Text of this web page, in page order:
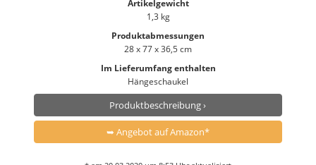
Artikelgewicht
1,3 kg
Produktabmessungen
28 x 77 x 36,5 cm
Im Lieferumfang enthalten
Hängeschaukel
Produktbeschreibung ›
➥ Angebot auf Amazon*